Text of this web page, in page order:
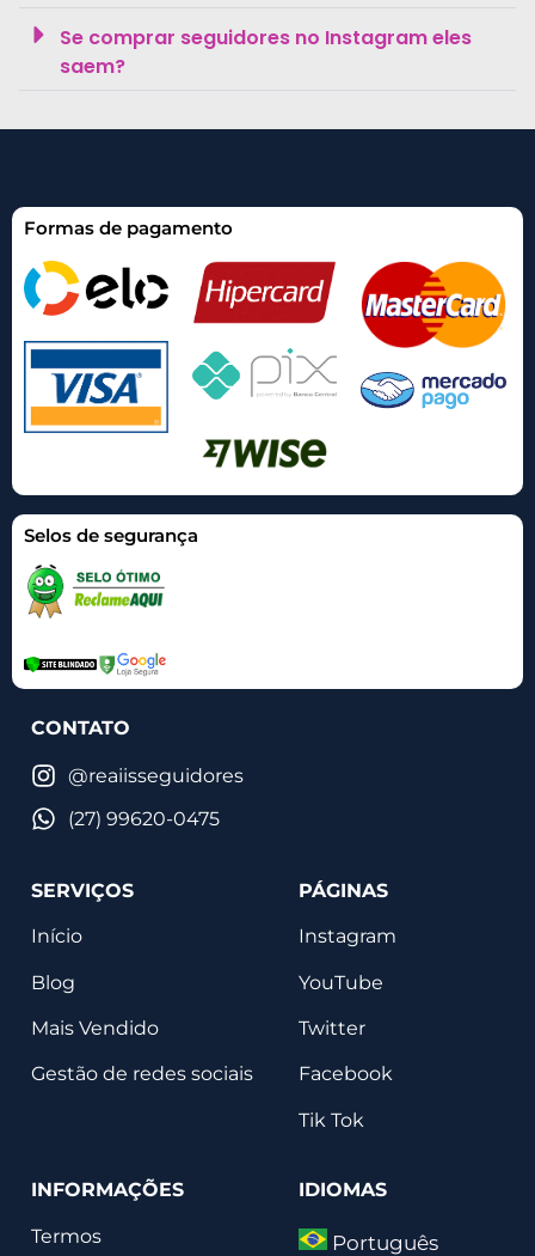
Se comprar seguidores no Instagram eles
saem?
Formas de pagamento
Selos de segurança
CONTATO
@reaiisseguidores
(27) 99620-0475
SERVIÇOS
Início
Blog
Mais Vendido
Gestão de redes sociais
PÁGINAS
Instagram
YouTube
Twitter
Facebook
Tik Tok
INFORMAÇÕES
Termos
IDIOMAS
Português